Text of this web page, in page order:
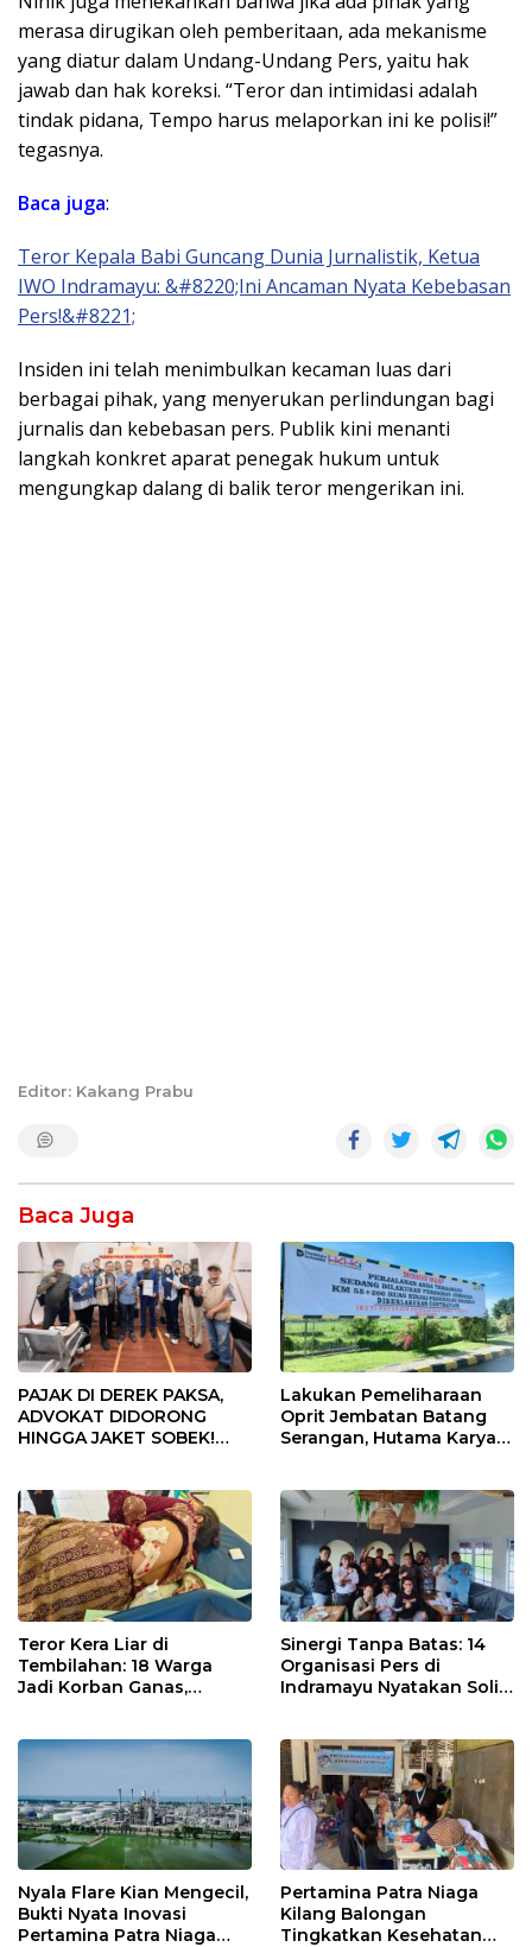
merasa dirugikan oleh pemberitaan, ada mekanisme
yang diatur dalam Undang-Undang Pers, yaitu hak
jawab dan hak koreksi. “Teror dan intimidasi adalah
tindak pidana, Tempo harus melaporkan ini ke polisi!”
tegasnya.
Baca juga:
Teror Kepala Babi Guncang Dunia Jurnalistik, Ketua
IWO Indramayu: &#8220;Ini Ancaman Nyata Kebebasan
Pers!&#8221;
Insiden ini telah menimbulkan kecaman luas dari
berbagai pihak, yang menyerukan perlindungan bagi
jurnalis dan kebebasan pers. Publik kini menanti
langkah konkret aparat penegak hukum untuk
mengungkap dalang di balik teror mengerikan ini.
Editor: Kakang Prabu
Baca Juga
PAJAK DI DEREK PAKSA,
ADVOKAT DIDORONG
HINGGA JAKET SOBEK!
Pekanbaru!
Lakukan Pemeliharaan
Oprit Jembatan Batang
Serangan, Hutama Karya
Teror Kera Liar di
Tembilahan: 18 Warga
Jadi Korban Ganas,
Sinergi Tanpa Batas: 14
Organisasi Pers di
Indramayu Nyatakan Solid
Nyala Flare Kian Mengecil,
Bukti Nyata Inovasi
Pertamina Patra Niaga
Pertamina Patra Niaga
Kilang Balongan
Tingkatkan Kesehatan